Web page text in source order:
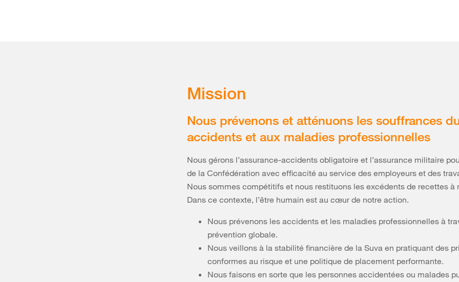
Mission
Nous prévenons et atténuons les souffrances
accidents et aux maladies professionnelles
Nous gérons l’assurance-accidents obligatoire et l’assurance militaire
de la Confédération avec efficacité au service des employeurs et des
Nous sommes compétitifs et nous restituons les excédents de recettes à
Dans ce contexte, l’être humain est au cœur de notre action.
Nous prévenons les accidents et les maladies professionnelles à
prévention globale.
Nous veillons à la stabilité financière de la Suva en pratiquant des
conformes au risque et une politique de placement performante.
Nous faisons en sorte que les personnes accidentées ou malades